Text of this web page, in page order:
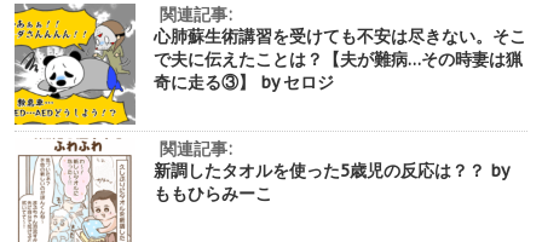
関連記事:
心肺蘇生術講習を受けても不安は尽きない。そこ
で夫に伝えたことは？【夫が難病…その時妻は猟
奇に走る③】 by セロジ
関連記事:
新調したタオルを使った5歳児の反応は？？ by
ももひらみーこ